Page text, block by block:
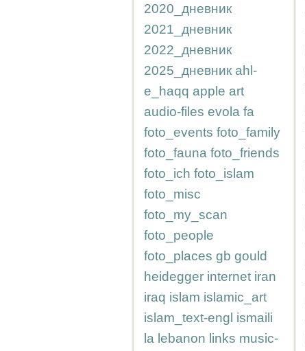
2020_дневник
2021_дневник
2022_дневник
2025_дневник ahl-
e_haqq apple art
audio-files evola fa
foto_events foto_family
foto_fauna foto_friends
foto_ich foto_islam
foto_misc
foto_my_scan
foto_people
foto_places gb gould
heidegger internet iran
iraq islam islamic_art
islam_text-engl ismaili
la lebanon links music-